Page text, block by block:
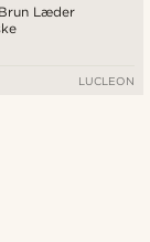
Læder
LUCLEON